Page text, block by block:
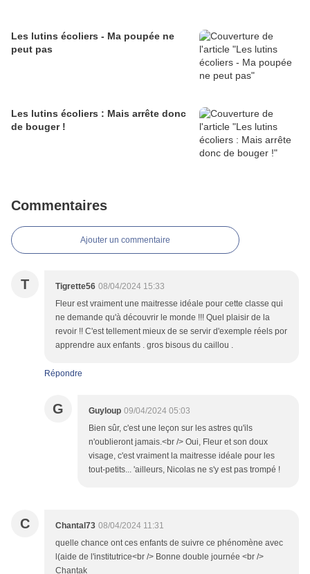
Les lutins écoliers - Ma poupée ne
peut pas
Les lutins écoliers : Mais arrête donc
de bouger !
Commentaires
Ajouter un commentaire
T Tigrette56 08/04/2024 15:33
Fleur est vraiment une maitresse idéale pour cette classe qui
ne demande qu'à découvrir le monde !!! Quel plaisir de la
revoir !! C'est tellement mieux de se servir d'exemple réels por
apprendre aux enfants . gros bisous du caillou .
Répondre
G Guyloup 09/04/2024 05:03
Bien sûr, c'est une leçon sur les astres qu'ils
n'oublieront jamais.<br /> Oui, Fleur et son doux
visage, c'est vraiment la maitresse idéale pour les
tout-petits... 'ailleurs, Nicolas ne s'y est pas trompé !
C Chantal73 08/04/2024 11:31
quelle chance ont ces enfants de suivre ce phénomène avec
l(aide de l'institutrice<br /> Bonne double journée <br />
Chantak